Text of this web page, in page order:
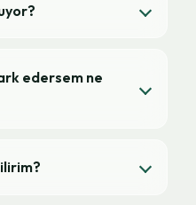
edersem ne